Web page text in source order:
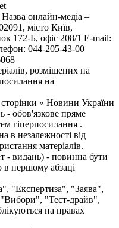
онлайн-медіа –
місто Київ,
Б, офіс 208/1 E-mail:
044-205-43-00
розміщених на
на
сторінки « Новини України
- обов'язкове пряме
гіперпосилання .
в незалежності від
матеріалів.
- видань) - повинна бути
в першому абзаці
"Експертиза", "Заява",
"Тест-драйв",
на правах